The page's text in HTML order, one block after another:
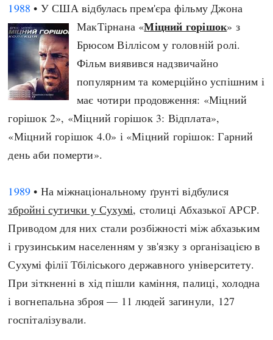
1988 • У США відбулась прем'єра фільму Джона
МакТірнана «Міцний горішок» з
Брюсом Віллісом у головній ролі.
Фільм виявився надзвичайно
популярним та комерційно успішним і
має чотири продовження: «Міцний
горішок 2», «Міцний горішок 3: Відплата»,
«Міцний горішок 4.0» і «Міцний горішок: Гарний
день аби померти».
1989 • На міжнаціональному ґрунті відбулися
збройні сутички у Сухумі, столиці Абхазької АРСР.
Приводом для них стали розбіжності між абхазьким
і грузинським населенням у зв'язку з організацією в
Сухумі філії Тбіліського державного університету.
При зіткненні в хід пішли каміння, палиці, холодна
і вогнепальна зброя — 11 людей загинули, 127
госпіталізували.